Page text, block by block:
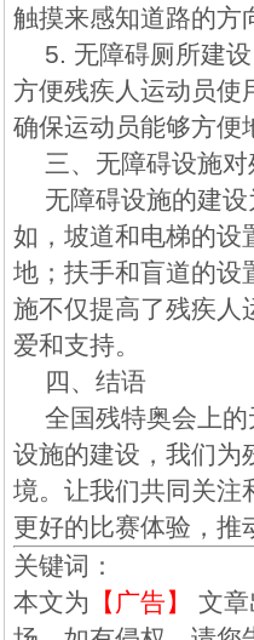
触摸来感知道路的方
5. 无障碍厕所建
方便残疾人运动员使
确保运动员能够方便
三、无障碍设施
无障碍设施的建
如，坡道和电梯的设
地；扶手和盲道的设
施不仅提高了残疾人
爱和支持。
四、结语
全国残特奥会上
设施的建设，我们为
境。让我们共同关注
更好的比赛体验，推
关键词：
本文为 【广告】
文